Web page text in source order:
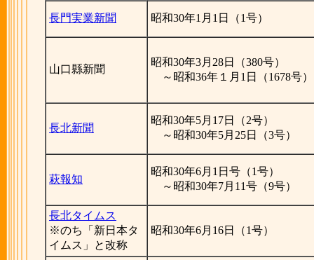
長門実業新聞 昭和30年1月1日（1号）
山口縣新聞
昭和30年3月28日（380号）
～昭和36年１月1日（1678号）
長北新聞
昭和30年5月17日（2号）
～昭和30年5月25日（3号）
萩報知
昭和30年6月1日号（1号）
～昭和30年7月11号（9号）
長北タイムス
※のち「新日本タ
イムス」と改称
昭和30年6月16日（1号）